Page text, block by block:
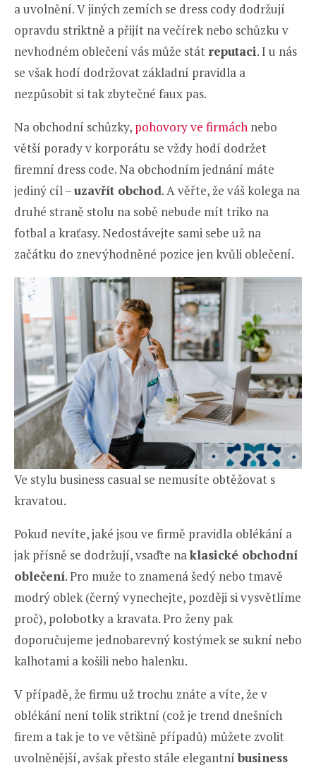
a uvolnění. V jiných zemích se dress cody dodržují
opravdu striktně a přijít na večírek nebo schůzku v
nevhodném oblečení vás může stát reputaci. I u nás
se však hodí dodržovat základní pravidla a
nezpůsobit si tak zbytečné faux pas.
Na obchodní schůzky, pohovory ve firmách nebo
větší porady v korporátu se vždy hodí dodržet
firemní dress code. Na obchodním jednání máte
jediný cíl –uzavřít obchod. A věřte, že váš kolega na
druhé straně stolu na sobě nebude mít triko na
fotbal a kraťasy. Nedostávejte sami sebe už na
začátku do znevýhodněné pozice jen kvůli oblečení.
Ve stylu business casual se nemusíte obtěžovat s
kravatou.
Pokud nevíte, jaké jsou ve firmě pravidla oblékání a
jak přísně se dodržují, vsaďte naklasické obchodní
oblečení. Pro muže to znamená šedý nebo tmavě
modrý oblek (černý vynechejte, později si vysvětlíme
proč), polobotky a kravata. Pro ženy pak
doporučujeme jednobarevný kostýmek se sukní nebo
kalhotami a košili nebo halenku.
V případě, že firmu už trochu znáte a víte, že v
oblékání není tolik striktní (což je trend dnešních
firem a tak je to ve většině případů) můžete zvolit
uvolněnější, avšak přesto stále elegantní business